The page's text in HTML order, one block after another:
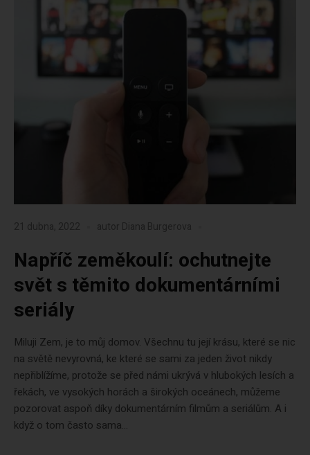
21 dubna, 2022 autor Diana Burgerova
Napříč zeměkoulí: ochutnejte
svět s těmito dokumentárními
seriály
Miluji Zem, je to můj domov. Všechnu tu její krásu, které se nic
na světě nevyrovná, ke které se sami za jeden život nikdy
nepřiblížíme, protože se před námi ukrývá v hlubokých lesích a
řekách, ve vysokých horách a širokých oceánech, můžeme
pozorovat aspoň díky dokumentárním filmům a seriálům. A i
když o tom často sama...